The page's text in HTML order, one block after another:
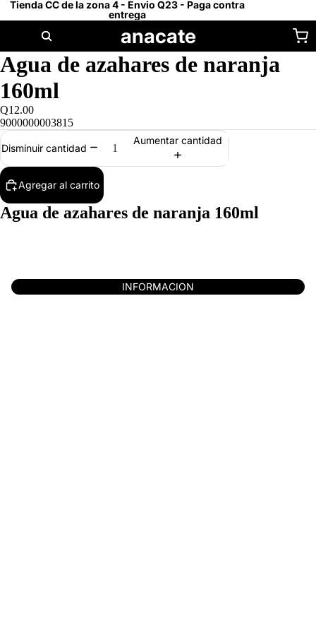
Tienda CC de la zona 4 - Envio Q23 - Paga contra
entrega
anacate
Agua de azahares de naranja
160ml
Q12.00
9000000003815
Disminuir cantidad
Aumentar cantidad
Agregar al carrito
Agua de azahares de naranja 160ml
INFORMACION